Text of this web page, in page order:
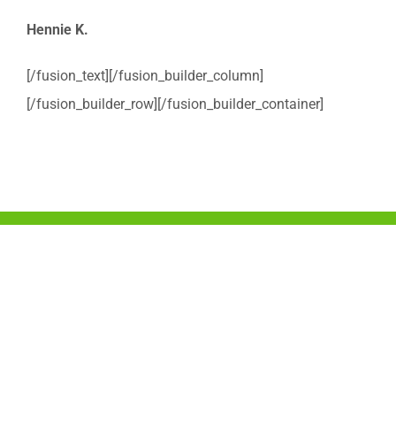
Hennie K.
[/fusion_text][/fusion_builder_column]
[/fusion_builder_row][/fusion_builder_container]